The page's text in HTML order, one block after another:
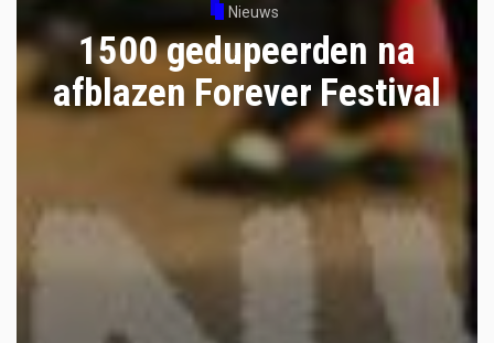
Nieuws
1500 gedupeerden na
afblazen Forever Festival